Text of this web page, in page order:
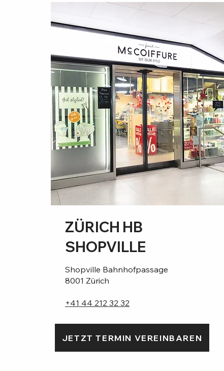
ZÜRICH HB
SHOPVILLE
Shopville Bahnhofpassage
8001 Zürich
+41 44 212 32 32
JETZT TERMIN VEREINBAREN